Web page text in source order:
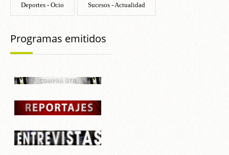
Deportes - Ocio Sucesos - Actualidad
Programas emitidos